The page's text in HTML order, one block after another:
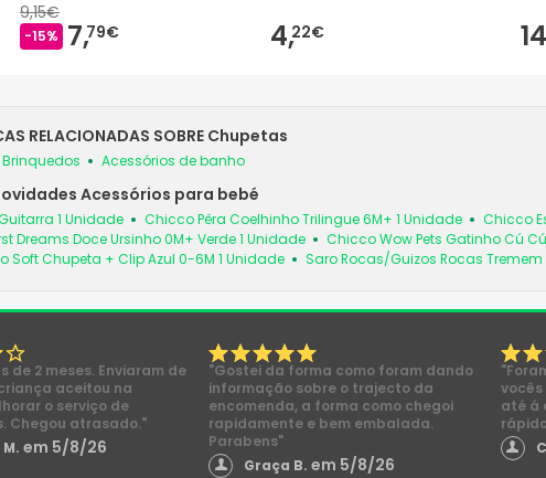
9,15€
-15% 7,79€ 4,22€
RELACIONADAS SOBRE Chupetas
Brinquedos Acessórios de banho
Acessórios para bebé
1 Unidade Chicco Pêra Coelhinho Trilingue 6M+ 1 Unidade
Chicco
Dreams Doce Ursinho 0M+ Verde 1 Unidade
Chicco Wow Pets Gatinho Cú
Soft Chupeta + Clip Azul 0-6M 1 Unidade Saro Rocas/Guizos Rocas
de 2 meses. Enviaram de
aceitou na
o serviço de
Chegou atrasado."
em 5/8/26
"Gostei da forma como foram dando
informação sobre o trajecto da
encomenda, a forma como chegoi
rapidamente e bem embalada.
Parabens"
Graça B.em 5/8/26
até á